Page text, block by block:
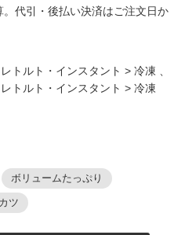
代引・後払い決済はご注文日か
トルト・インスタント >冷凍
トルト・インスタント >冷凍
ボリュームたっぷり
ツ